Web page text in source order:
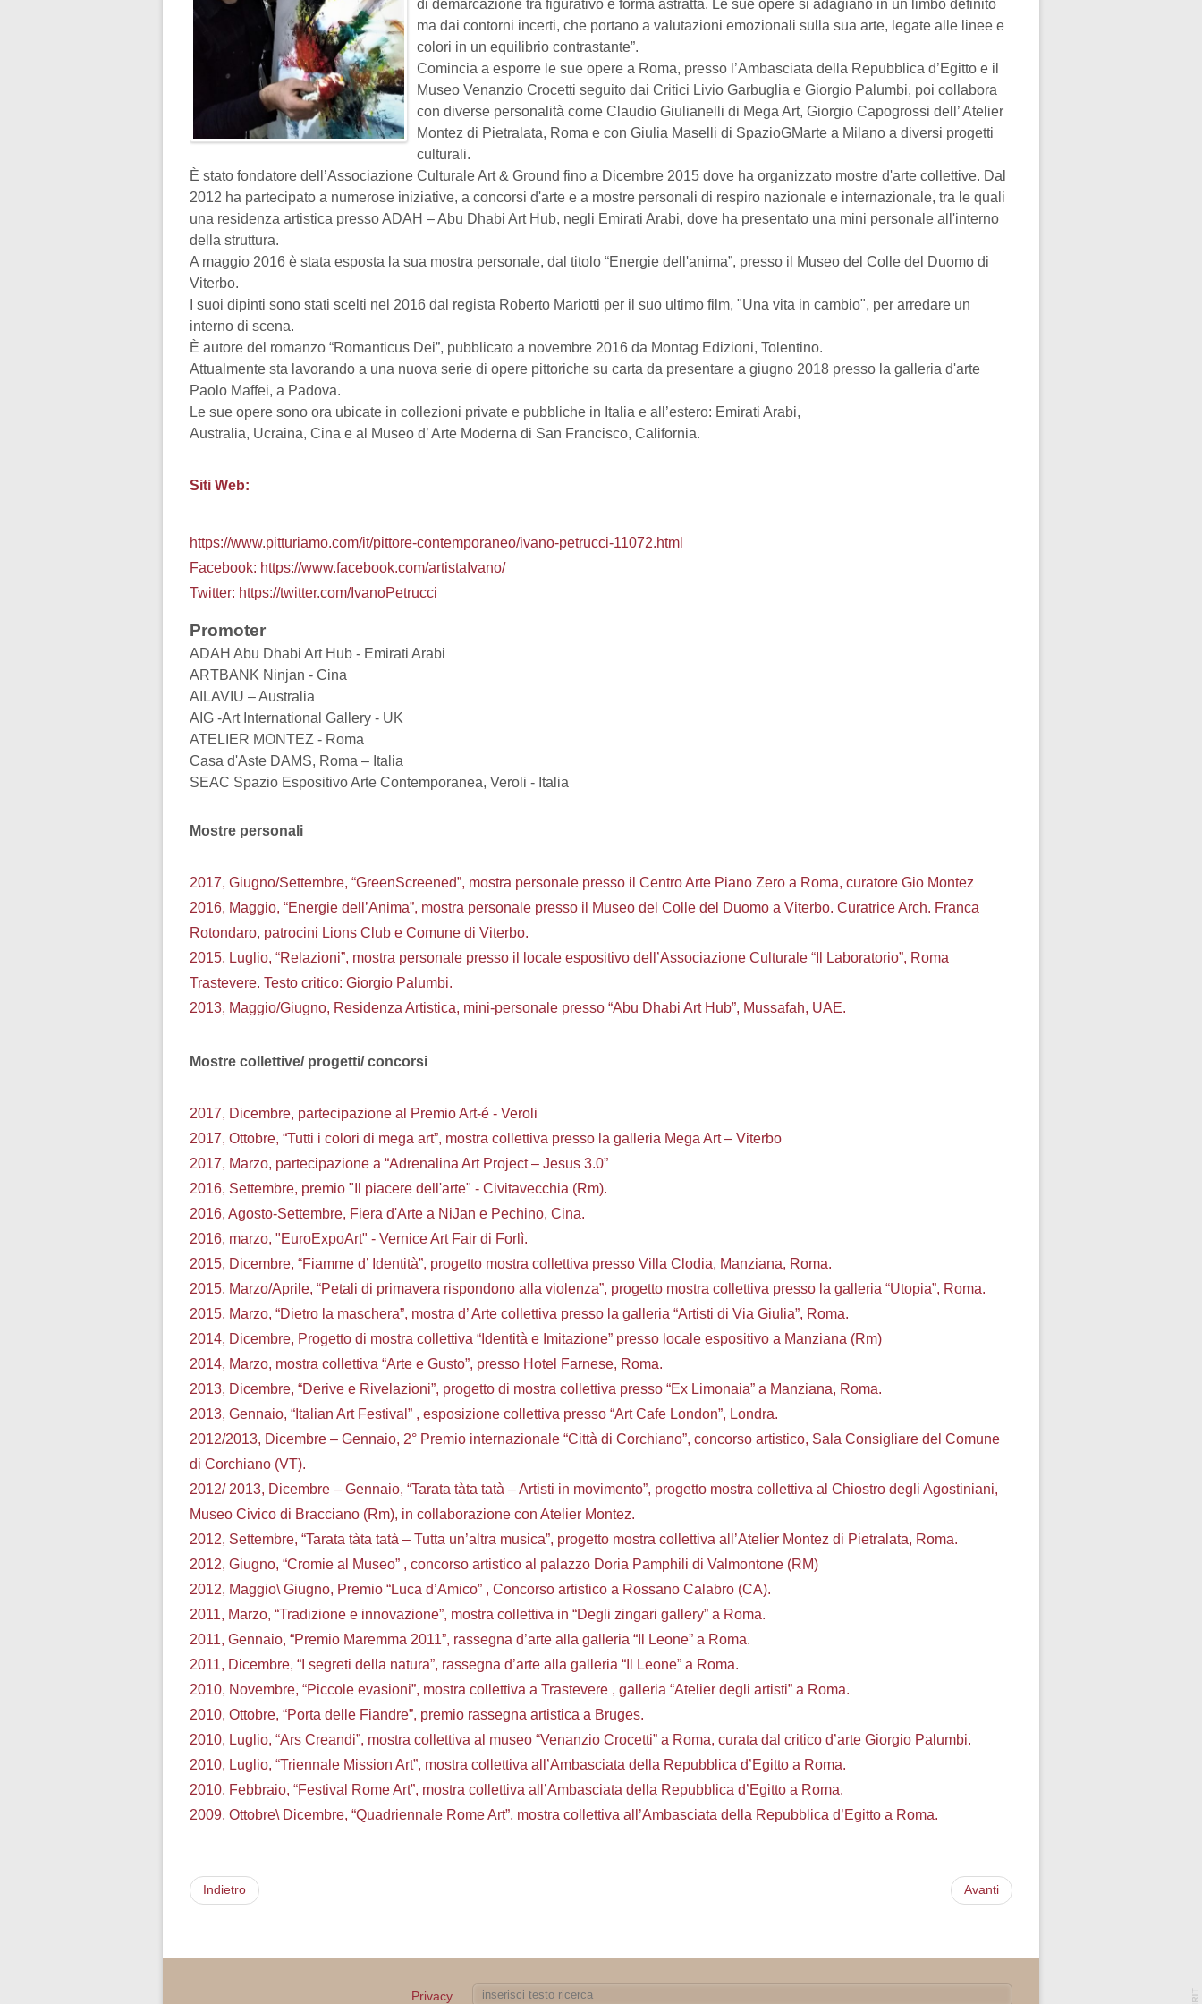
di demarcazione tra figurativo e forma astratta. Le sue opere si adagiano in un limbo definito
ma dai contorni incerti, che portano a valutazioni emozionali sulla sua arte, legate alle linee e
colori in un equilibrio contrastante”.
Comincia a esporre le sue opere a Roma, presso l’Ambasciata della Repubblica d’Egitto e il
Museo Venanzio Crocetti seguito dai Critici Livio Garbuglia e Giorgio Palumbi, poi collabora
con diverse personalità come Claudio Giulianelli di Mega Art, Giorgio Capogrossi dell’ Atelier
Montez di Pietralata, Roma e con Giulia Maselli di SpazioGMarte a Milano a diversi progetti
culturali.
È stato fondatore dell’Associazione Culturale Art & Ground fino a Dicembre 2015 dove ha organizzato mostre d'arte collettive. Dal
2012 ha partecipato a numerose iniziative, a concorsi d'arte e a mostre personali di respiro nazionale e internazionale, tra le quali
una residenza artistica presso ADAH – Abu Dhabi Art Hub, negli Emirati Arabi, dove ha presentato una mini personale all'interno
della struttura.
A maggio 2016 è stata esposta la sua mostra personale, dal titolo “Energie dell'anima”, presso il Museo del Colle del Duomo di
Viterbo.
I suoi dipinti sono stati scelti nel 2016 dal regista Roberto Mariotti per il suo ultimo film, "Una vita in cambio", per arredare un
interno di scena.
È autore del romanzo “Romanticus Dei”, pubblicato a novembre 2016 da Montag Edizioni, Tolentino.
Attualmente sta lavorando a una nuova serie di opere pittoriche su carta da presentare a giugno 2018 presso la galleria d'arte
Paolo Maffei, a Padova.
Le sue opere sono ora ubicate in collezioni private e pubbliche in Italia e all’estero: Emirati Arabi,
Australia, Ucraina, Cina e al Museo d’ Arte Moderna di San Francisco, California.
Siti Web:
https://www.pitturiamo.com/it/pittore-contemporaneo/ivano-petrucci-11072.html
Facebook: https://www.facebook.com/artistaIvano/
Twitter: https://twitter.com/IvanoPetrucci
Promoter
ADAH Abu Dhabi Art Hub - Emirati Arabi
ARTBANK Ninjan - Cina
AILAVIU – Australia
AIG -Art International Gallery - UK
ATELIER MONTEZ - Roma
Casa d'Aste DAMS, Roma – Italia
SEAC Spazio Espositivo Arte Contemporanea, Veroli - Italia
Mostre personali
2017, Giugno/Settembre, “GreenScreened”, mostra personale presso il Centro Arte Piano Zero a Roma, curatore Gio Montez
2016, Maggio, “Energie dell’Anima”, mostra personale presso il Museo del Colle del Duomo a Viterbo. Curatrice Arch. Franca
Rotondaro, patrocini Lions Club e Comune di Viterbo.
2015, Luglio, “Relazioni”, mostra personale presso il locale espositivo dell’Associazione Culturale “Il
Laboratorio”, Roma
Trastevere. Testo critico: Giorgio Palumbi.
2013, Maggio/Giugno, Residenza Artistica, mini-personale presso “Abu Dhabi Art Hub”, Mussafah, UAE.
Mostre collettive/ progetti/ concorsi
2017, Dicembre, partecipazione al Premio Art-é - Veroli
2017, Ottobre, “Tutti i colori di mega art”, mostra collettiva presso la galleria Mega Art – Viterbo
2017, Marzo, partecipazione a “Adrenalina Art Project – Jesus 3.0”
2016, Settembre, premio "Il piacere dell'arte" - Civitavecchia (Rm).
2016, Agosto-Settembre, Fiera d'Arte a NiJan e Pechino, Cina.
2016, marzo, "EuroExpoArt" - Vernice Art Fair di Forlì.
2015, Dicembre, “Fiamme d’ Identità”, progetto mostra collettiva presso Villa Clodia, Manziana, Roma.
2015, Marzo/Aprile, “Petali di primavera rispondono alla violenza”, progetto mostra collettiva presso la galleria “Utopia”, Roma.
2015, Marzo, “Dietro la maschera”, mostra d’ Arte collettiva presso la galleria “Artisti di Via Giulia”, Roma.
2014, Dicembre, Progetto di mostra collettiva “Identità e Imitazione” presso locale espositivo a Manziana (Rm)
2014, Marzo, mostra collettiva “Arte e Gusto”, presso Hotel Farnese, Roma.
2013, Dicembre, “Derive e Rivelazioni”, progetto di mostra collettiva presso “Ex Limonaia” a Manziana, Roma.
2013, Gennaio, “Italian Art Festival” , esposizione collettiva presso “Art Cafe London”, Londra.
2012/2013, Dicembre – Gennaio, 2° Premio internazionale “Città di Corchiano”, concorso artistico, Sala Consigliare del Comune
di Corchiano (VT).
2012/ 2013, Dicembre – Gennaio, “Tarata tàta tatà – Artisti in movimento”, progetto mostra collettiva al Chiostro degli Agostiniani,
Museo Civico di Bracciano (Rm), in collaborazione con Atelier Montez.
2012, Settembre, “Tarata tàta tatà – Tutta un’altra musica”, progetto mostra collettiva all’Atelier Montez di Pietralata, Roma.
2012, Giugno, “Cromie al Museo” , concorso artistico al palazzo Doria Pamphili di Valmontone (RM)
2012, Maggio\ Giugno, Premio “Luca d’Amico” , Concorso artistico a Rossano Calabro (CA).
2011, Marzo, “Tradizione e innovazione”, mostra collettiva in “Degli zingari gallery” a Roma.
2011, Gennaio, “Premio Maremma 2011”, rassegna d’arte alla galleria “Il Leone” a Roma.
2011, Dicembre, “I segreti della natura”, rassegna d’arte alla galleria “Il Leone” a Roma.
2010, Novembre, “Piccole evasioni”, mostra collettiva a Trastevere , galleria “Atelier degli artisti” a Roma.
2010, Ottobre, “Porta delle Fiandre”, premio rassegna artistica a Bruges.
2010, Luglio, “Ars Creandi”, mostra collettiva al museo “Venanzio Crocetti” a Roma, curata dal critico d’arte Giorgio Palumbi.
2010, Luglio, “Triennale Mission Art”, mostra collettiva all’Ambasciata della Repubblica d’Egitto a Roma.
2010, Febbraio, “Festival Rome Art”, mostra collettiva all’Ambasciata della Repubblica d’Egitto a Roma.
2009, Ottobre\ Dicembre, “Quadriennale Rome Art”, mostra collettiva all’Ambasciata della Repubblica d’Egitto a Roma.
Indietro Avanti
Privacy